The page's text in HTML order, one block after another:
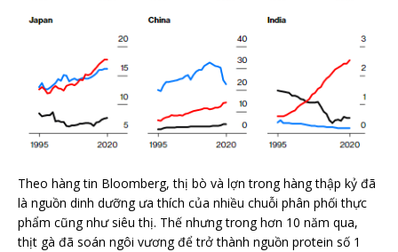
Theo hàng tin Bloomberg, thị bò và lợn trong hàng thập kỷ đã
là nguồn dinh dưỡng ưa thích của nhiều chuỗi phân phối thực
phẩm cũng như siêu thị. Thế nhưng trong hơn 10 năm qua,
thịt gà đã soán ngôi vương để trở thành nguồn protein số 1